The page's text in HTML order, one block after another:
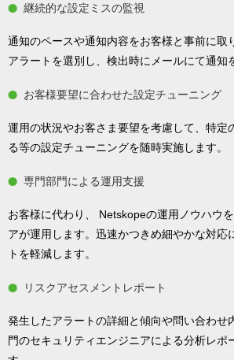
継続的な設定ミスの監視
通知のペースや通知内容をお客様と事前に取
アラートを選別し、検出時にメールにて通知
お客様要望に合わせた設定チューニング
運用の状況やお客さま要望を考慮して、特定
る等の設定チューニングを随時実施します。
専門部門による運用支援
お客様に代わり、 Netskopeの運用ノウハウ
アが運用します。迅速かつきめ細やかな対応
トを軽減します。
リスクアセスメントレポート
発生したアラートの詳細と傾向や問い合わせ
門のセキュリティエンジニアによる分析レポ